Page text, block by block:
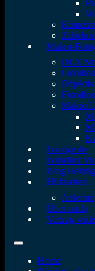
Makro-
DLX
Makro
Fundgrube
Fotodiox
Blog
Hilfeseiten
Über mich
Vertrag
Home